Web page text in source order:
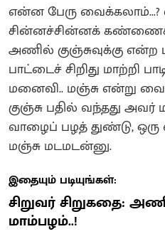
என்ன பேரு வைக்கலாம்...?
சின்னச்சின்னக் கண்ணைக்
அணில் குஞ்சுவுக்கு என்ற
பாட்டைச் சிறிது மாற்றி
மனைவி.. மஞ்சு என்று
குஞ்சு பதில் வந்தது அவர்
வாழைப் பழத் துண்டு,
மஞ்சு மடமடன்னு.
இதையும் படியுங்கள்:
சிறுவர் சிறுகதை:
மாம்பழம்..!